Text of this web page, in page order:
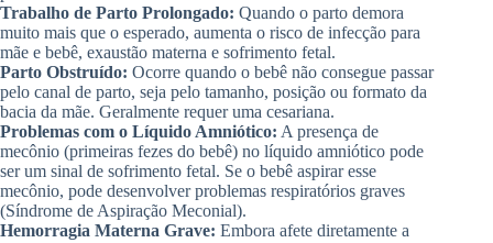
Trabalho de Parto Prolongado: Quando o parto demora
muito mais que o esperado, aumenta o risco de infecção para
mãe e bebê, exaustão materna e sofrimento fetal.
Parto Obstruído: Ocorre quando o bebê não consegue passar
pelo canal de parto, seja pelo tamanho, posição ou formato da
bacia da mãe. Geralmente requer uma cesariana.
Problemas com o Líquido Amniótico: A presença de
mecônio (primeiras fezes do bebê) no líquido amniótico pode
ser um sinal de sofrimento fetal. Se o bebê aspirar esse
mecônio, pode desenvolver problemas respiratórios graves
(Síndrome de Aspiração Meconial).
Hemorragia Materna Grave: Embora afete diretamente a